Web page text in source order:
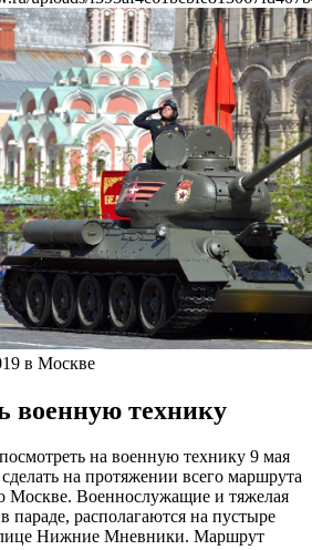
в Москве
военную технику
на военную технику 9 мая
на протяжении всего маршрута
Москве. Военнослужащие и тяжелая
параде, располагаются на пустыре
Нижние Мневники. Маршрут